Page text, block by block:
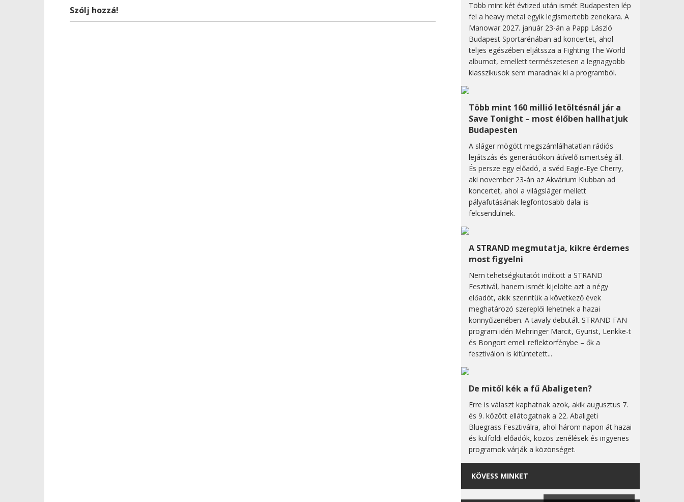
Szólj hozzá!
Több mint két évtized után ismét Budapesten lép
fel a heavy metal egyik legismertebb zenekara. A
Manowar 2027. január 23-án a Papp László
Budapest Sportarénában ad koncertet, ahol
teljes egészében eljátssza a Fighting The World
albumot, emellett természetesen a legnagyobb
klasszikusok sem maradnak ki a programból.
Több mint 160 millió letöltésnál jár a
Save Tonight – most élőben hallhatjuk
Budapesten
A sláger mögött megszámlálhatatlan rádiós
lejátszás és generációkon átívelő ismertség áll.
És persze egy előadó, a svéd Eagle-Eye Cherry,
aki november 23-án az Akvárium Klubban ad
koncertet, ahol a világsláger mellett
pályafutásának legfontosabb dalai is
felcsendülnek.
A STRAND megmutatja, kikre érdemes
most figyelni
Nem tehetségkutatót indított a STRAND
Fesztivál, hanem ismét kijelölte azt a négy
előadót, akik szerintük a következő évek
meghatározó szereplői lehetnek a hazai
könnyűzenében. A tavaly debütált STRAND FAN
program idén Mehringer Marcit, Gyurist, Lenkke-t
és Bongort emeli reflektorfénybe – ők a
fesztiválon is kitüntetett...
De mitől kék a fű Abaligeten?
Erre is választ kaphatnak azok, akik augusztus 7.
és 9. között ellátogatnak a 22. Abaligeti
Bluegrass Fesztiválra, ahol három napon át hazai
és külföldi előadók, közös zenélések és ingyenes
programok várják a közönséget.
KÖVESS MINKET